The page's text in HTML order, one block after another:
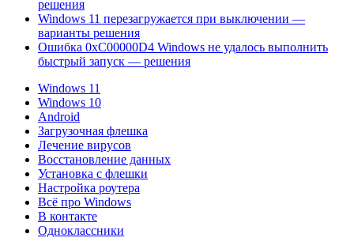
решения
Windows 11 перезагружается при выключении —
варианты решения
Ошибка 0xC00000D4 Windows не удалось выполнить
быстрый запуск — решения
Windows 11
Windows 10
Android
Загрузочная флешка
Лечение вирусов
Восстановление данных
Установка с флешки
Настройка роутера
Всё про Windows
В контакте
Одноклассники